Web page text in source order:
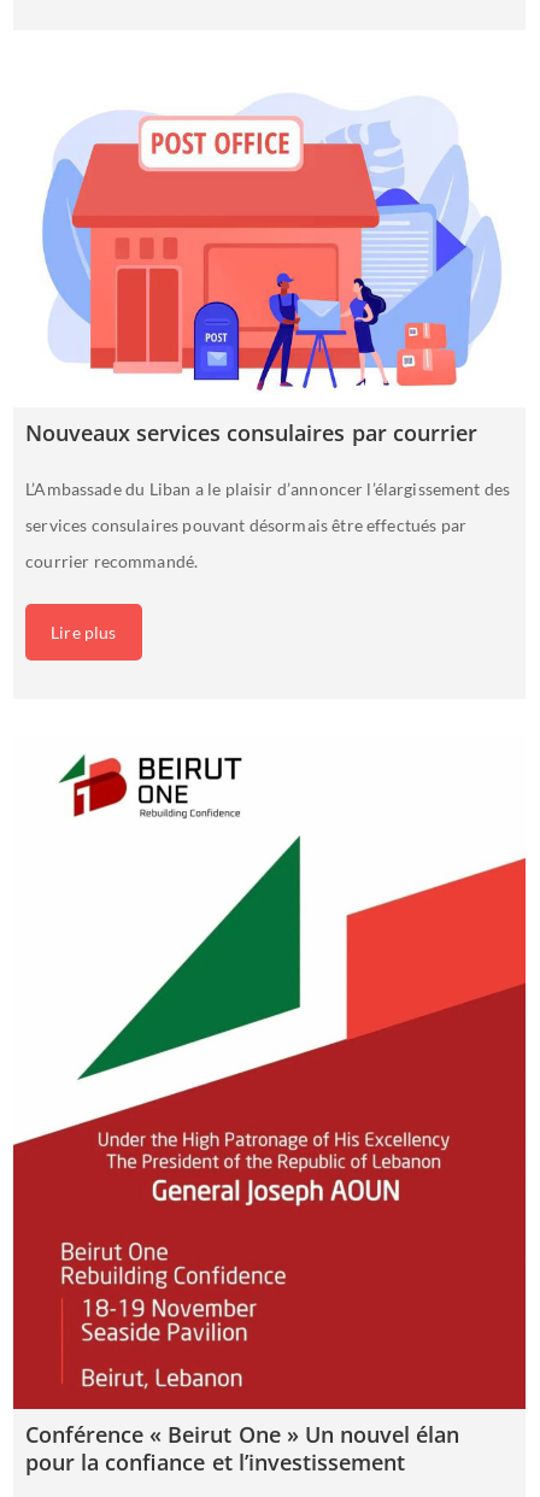
Nouveaux services consulaires par courrier
L’Ambassade du Liban a le plaisir d’annoncer l’élargissement des
services consulaires pouvant désormais être effectués par
courrier recommandé.
Lire plus
Conférence « Beirut One » Un nouvel élan
pour la confiance et l’investissement